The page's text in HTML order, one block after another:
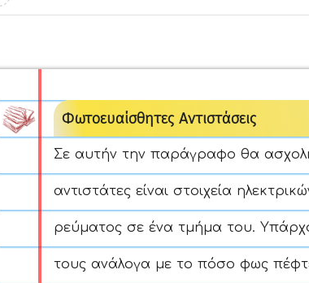
Φωτοευαίσθητες Αντιστάσεις
Σε αυτήν την παράγραφο θα
αντιστάτες είναι στοιχεία
ρεύματος σε ένα τμήμα του.
τους ανάλογα με το πόσο φως